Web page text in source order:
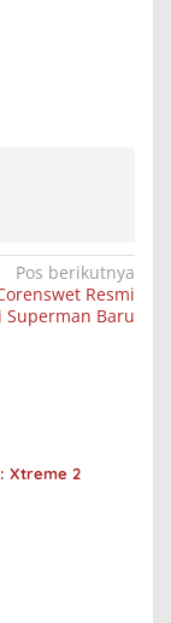
Pos berikutnya
Resmi
Superman Baru
Xtreme 2